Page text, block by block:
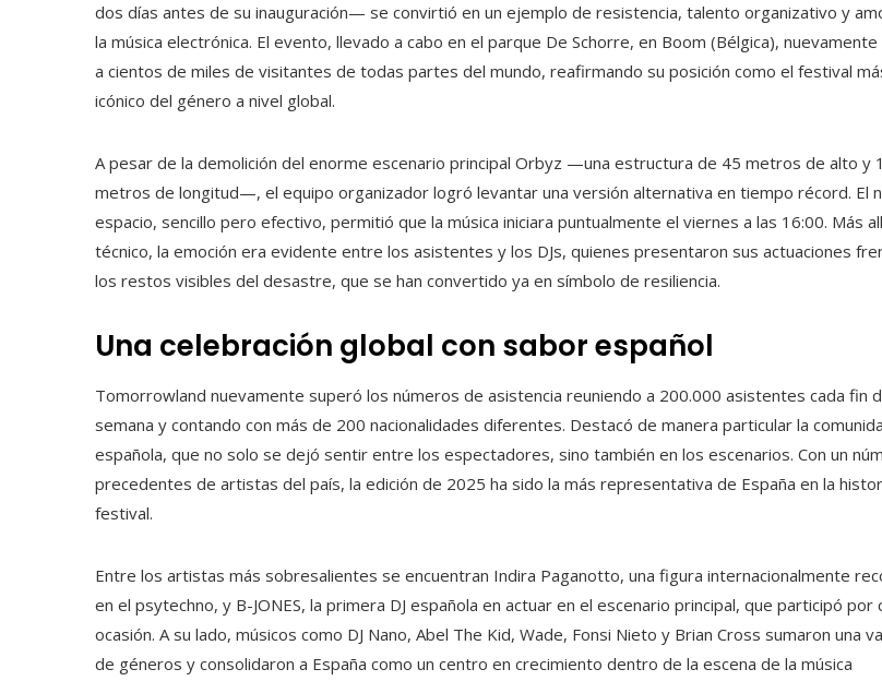
dos días antes de su inauguración— se convirtió en un ejemplo de resistencia, talento organizativo y
la música electrónica. El evento, llevado a cabo en el parque De Schorre, en Boom (Bélgica), nuevamente
a cientos de miles de visitantes de todas partes del mundo, reafirmando su posición como el festival
icónico del género a nivel global.
A pesar de la demolición del enorme escenario principal Orbyz —una estructura de 45 metros de alto y
metros de longitud—, el equipo organizador logró levantar una versión alternativa en tiempo récord. El
espacio, sencillo pero efectivo, permitió que la música iniciara puntualmente el viernes a las 16:00. Más
técnico, la emoción era evidente entre los asistentes y los DJs, quienes presentaron sus actuaciones
los restos visibles del desastre, que se han convertido ya en símbolo de resiliencia.
Una celebración global con sabor español
Tomorrowland nuevamente superó los números de asistencia reuniendo a 200.000 asistentes cada fin
semana y contando con más de 200 nacionalidades diferentes. Destacó de manera particular la
española, que no solo se dejó sentir entre los espectadores, sino también en los escenarios. Con un
precedentes de artistas del país, la edición de 2025 ha sido la más representativa de España en la
festival.
Entre los artistas más sobresalientes se encuentran Indira Paganotto, una figura internacionalmente
en el psytechno, y B-JONES, la primera DJ española en actuar en el escenario principal, que participó por
ocasión. A su lado, músicos como DJ Nano, Abel The Kid, Wade, Fonsi Nieto y Brian Cross sumaron una
de géneros y consolidaron a España como un centro en crecimiento dentro de la escena de la música